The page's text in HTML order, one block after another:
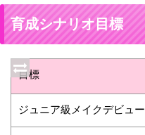
育成シナリオ目標
目標
ジュニア級メイクデビュー